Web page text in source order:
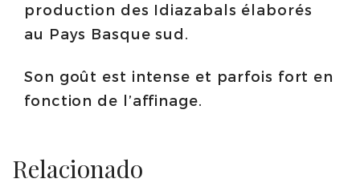
production des Idiazabals élaborés
au Pays Basque sud.
Son goût est intense et parfois fort en
fonction de l’affinage.
Relacionado